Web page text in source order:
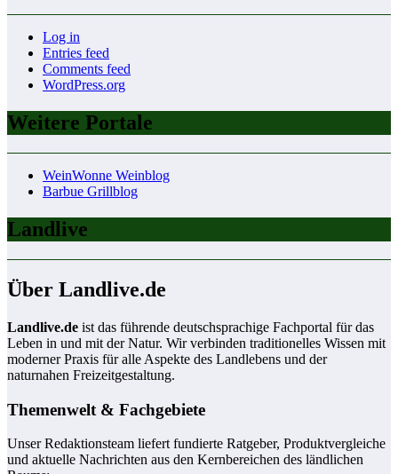
Log in
Entries feed
Comments feed
WordPress.org
Weitere Portale
WeinWonne Weinblog
Barbue Grillblog
Landlive
Über Landlive.de
Landlive.de ist das führende deutschsprachige Fachportal für das
Leben in und mit der Natur. Wir verbinden traditionelles Wissen mit
moderner Praxis für alle Aspekte des Landlebens und der
naturnahen Freizeitgestaltung.
Themenwelt & Fachgebiete
Unser Redaktionsteam liefert fundierte Ratgeber, Produktvergleiche
und aktuelle Nachrichten aus den Kernbereichen des ländlichen